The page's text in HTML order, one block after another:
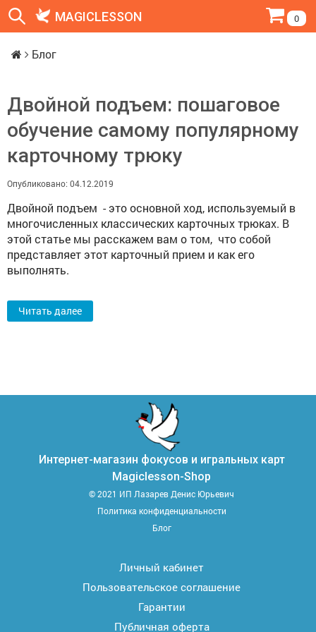
MAGICLESSON 0
Блог
Двойной подъем: пошаговое
обучение самому популярному
карточному трюку
Опубликовано: 04.12.2019
Двойной подъем - это основной ход, используемый в
многочисленных классических карточных трюках. В
этой статье мы расскажем вам о том, что собой
представляет этот карточный прием и как его
выполнять.
Читать далее
Интернет-магазин фокусов и игральных карт
Magiclesson-Shop
© 2021 ИП Лазарев Денис Юрьевич
Политика конфиденциальности
Блог
Личный кабинет
Пользовательское соглашение
Гарантии
Публичная оферта